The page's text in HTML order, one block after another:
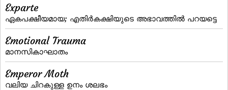
Exparte
ഏകപക്ഷീയമായ; എതിര്‍കക്ഷിയുടെ അഭാവത്തില്‍ പറയട്ടെ
Emotional Trauma
മാനസികാഘാതം
Emperor Moth
വലിയ ചിറകുള്ള ഉനം ശലഭം